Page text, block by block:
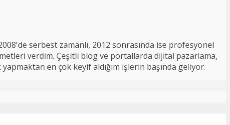
serbest zamanlı, 2012 sonrasında ise profesyonel
verdim. Çeşitli blog ve portallarda dijital pazarlama,
en çok keyif aldığım işlerin başında geliyor.